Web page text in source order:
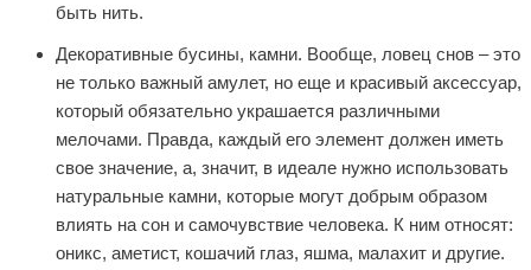
быть нить.
Декоративные бусины, камни. Вообще, ловец снов – это
не только важный амулет, но еще и красивый аксессуар,
который обязательно украшается различными
мелочами. Правда, каждый его элемент должен иметь
свое значение, а, значит, в идеале нужно использовать
натуральные камни, которые могут добрым образом
влиять на сон и самочувствие человека. К ним относят:
оникс, аметист, кошачий глаз, яшма, малахит и другие.